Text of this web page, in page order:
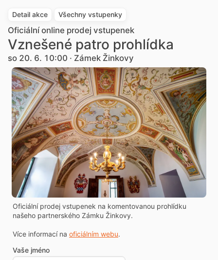
Detail akce Všechny vstupenky
Oficiální online prodej vstupenek
Vznešené patro prohlídka
so 20. 6. 10:00 · Zámek Žinkovy
Oficiální prodej vstupenek na komentovanou prohlídku
našeho partnerského Zámku Žinkovy.
Více informací na oficiálním webu.
Vaše jméno